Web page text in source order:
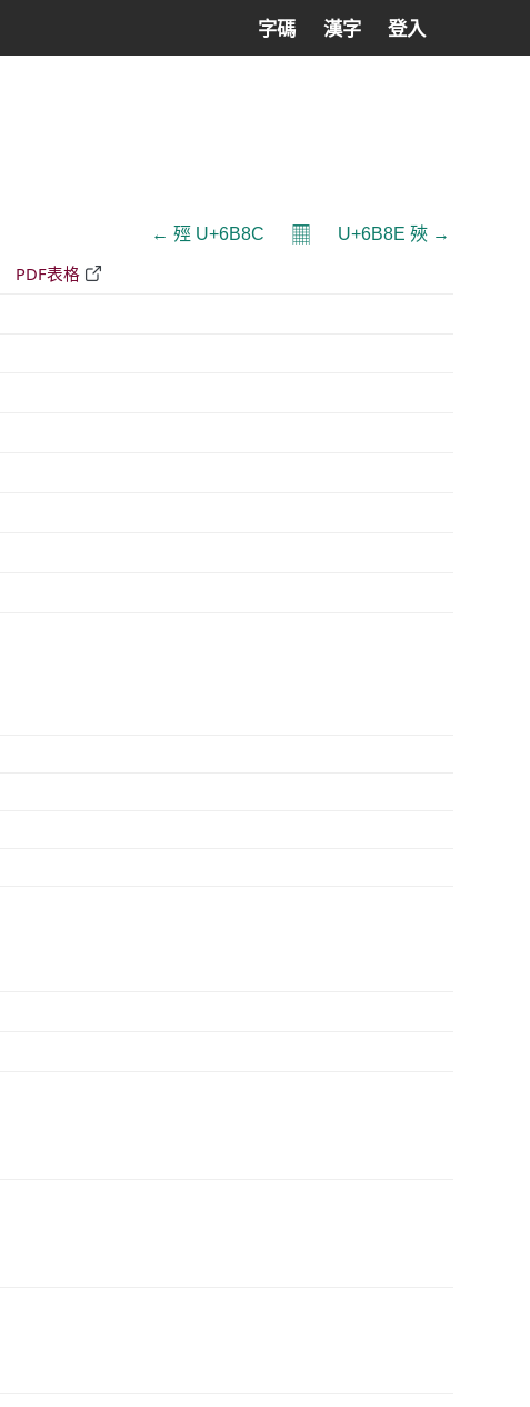
字碼 漢字 登入
← 殌 U+6B8C 𝄜 U+6B8E 殎 →
PDF表格